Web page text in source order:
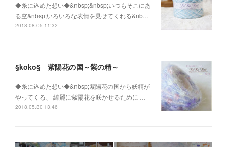
◆糸に込めた想い◆&nbsp;&nbsp;いつもそこにあ
る空&nbsp;いろいろな表情を見せてくれる&nb…
2018.08.05 11:32
§koko§ 紫陽花の国～紫の精～
◆糸に込めた想い◆&nbsp;紫陽花の国から妖精が
やってくる、 綺麗に紫陽花を咲かせるために …
2018.05.30 13:46